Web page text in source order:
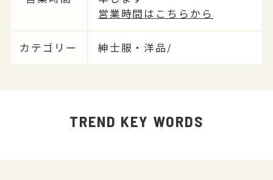
営業時間はこちらから
カテゴリー 紳士服・洋品/
TREND KEY WORDS